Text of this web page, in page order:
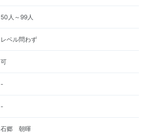
50人～99人
レベル問わず
可
-
-
石郷 朝暉